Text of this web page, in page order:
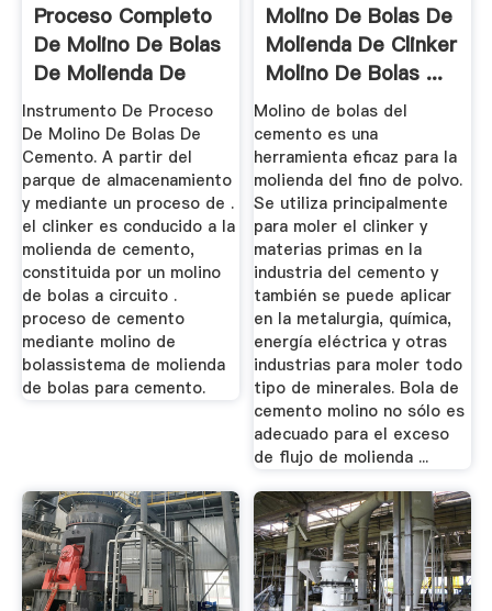
Proceso Completo
De Molino De Bolas
De Molienda De
Cemento
Instrumento De Proceso
De Molino De Bolas De
Cemento. A partir del
parque de almacenamiento
y mediante un proceso de .
el clinker es conducido a la
molienda de cemento,
constituida por un molino
de bolas a circuito .
proceso de cemento
mediante molino de
bolassistema de molienda
de bolas para cemento.
Molino De Bolas De
Molienda De Clinker
Molino De Bolas ...
Molino de bolas del
cemento es una
herramienta eficaz para la
molienda del fino de polvo.
Se utiliza principalmente
para moler el clinker y
materias primas en la
industria del cemento y
también se puede aplicar
en la metalurgia, química,
energía eléctrica y otras
industrias para moler todo
tipo de minerales. Bola de
cemento molino no sólo es
adecuado para el exceso
de flujo de molienda ...